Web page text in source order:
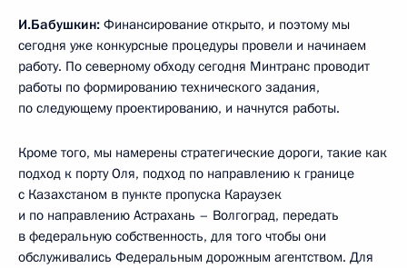
И.Бабушкин: Финансирование открыто, и поэтому мы
сегодня уже конкурсные процедуры провели и начинаем
работу. По северному обходу сегодня Минтранс проводит
работы по формированию технического задания,
по следующему проектированию, и начнутся работы.
Кроме того, мы намерены стратегические дороги, такие как
подход к порту Оля, подход по направлению к границе
с Казахстаном в пункте пропуска Караузек
и по направлению Астрахань – Волгоград, передать
в федеральную собственность, для того чтобы они
обслуживались Федеральным дорожным агентством. Для